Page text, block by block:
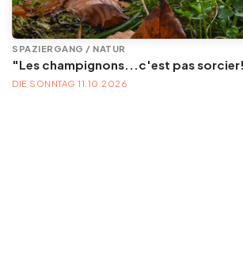
SPAZIERGANG / NATUR
"Les champignons...c'est pas
DIE SONNTAG 11.10.2026